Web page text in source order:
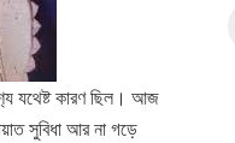
যথেষ্ট কারণ ছিল। আজ
সুবিধা আর না গড়ে